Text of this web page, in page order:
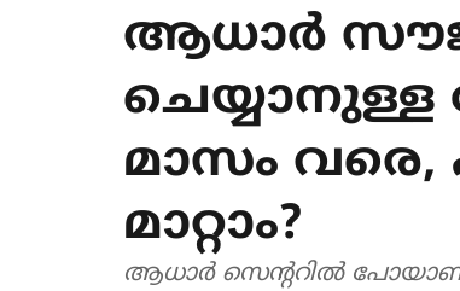
ആധാര്‍
മാസം
മാറ്റാം?
ആധാര്‍ സെന്ററില്‍ പോയാണ്